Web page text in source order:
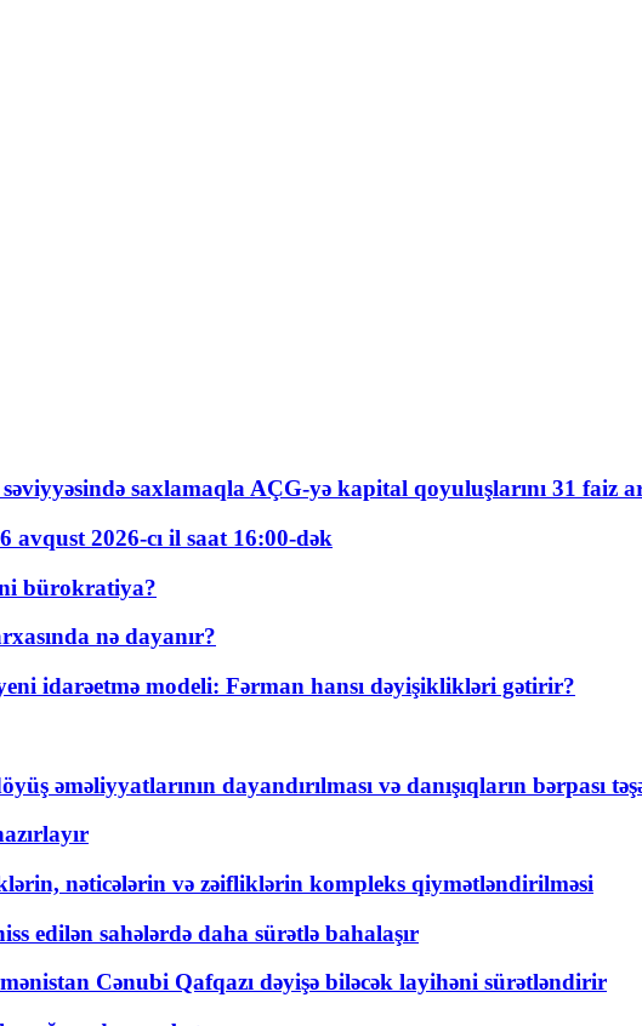
saxlamaqla AÇG-yə kapital qoyuluşlarını 31 faiz
avqust 2026-cı il saat 16:00-dək
bürokratiya?
nə dayanır?
idarəetmə modeli: Fərman hansı dəyişiklikləri gətirir?
əməliyyatlarının dayandırılması və danışıqların bərpası
nəticələrin və zəifliklərin kompleks qiymətləndirilməsi
edilən sahələrdə daha sürətlə bahalaşır
Cənubi Qafqazı dəyişə biləcək layihəni sürətləndirir